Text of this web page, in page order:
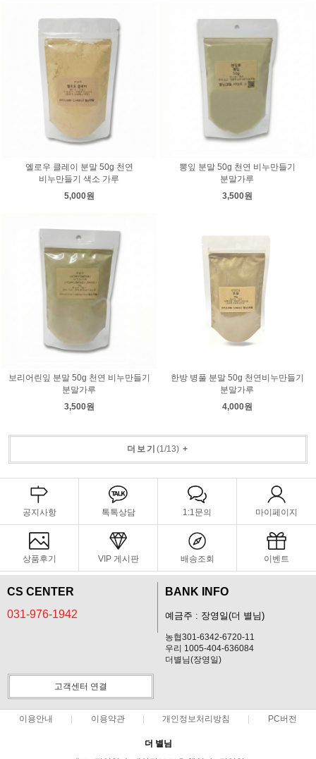
옐로우 클레이 분말 50g 천연
비누만들기 색소 가루
5,000원
뽕잎 분말 50g 천연 비누만들기
분말가루
3,500원
보리어린잎 분말 50g 천연 비누만들기
분말가루
3,500원
한방 병풀 분말 50g 천연비누만들기
분말가루
4,000원
더보기 (1/13) +
공지사항 톡톡상담 1:1문의 마이페이지
상품후기 VIP 게시판 배송조회 이벤트
CS CENTER
031-976-1942
BANK INFO
예금주 : 장영일(더 별님)
농협301-6342-6720-11
우리 1005-404-636084
더별님(장영일)
고객센터 연결
이용안내 이용약관 개인정보처리방침 PC버전
더 별님